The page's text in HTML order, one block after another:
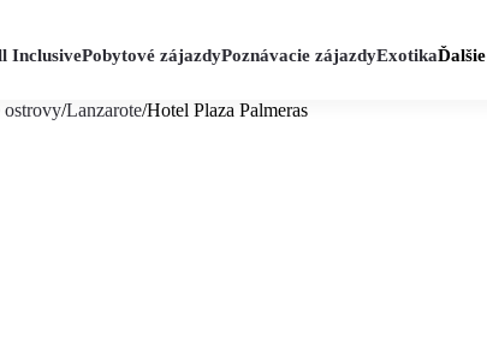
InclusivePobytové zájazdyPoznávacie zájazdyExotikaĎalšie
ostrovy/Lanzarote/Hotel Plaza Palmeras